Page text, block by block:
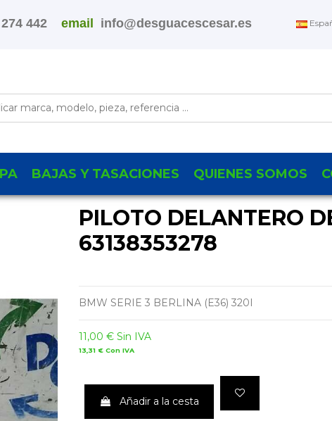
442 email info@desguacescesar.es
BAJAS Y TASACIONES QUIENES SOMOS
PILOTO DELANTERO
63138353278
BMW SERIE 3 BERLINA (E36) 320I
11,00 € Sin IVA
13,31 € Con IVA
Añadir a la cesta